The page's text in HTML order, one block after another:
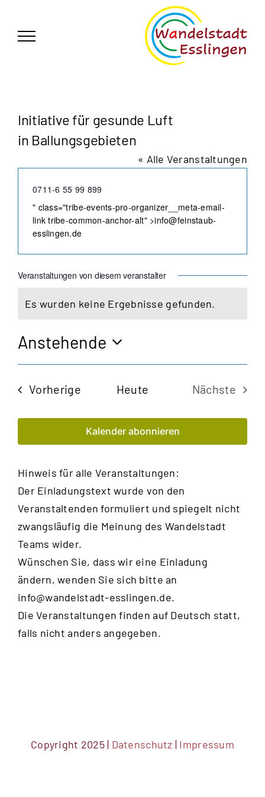
springen
Initiative für gesunde Luft
in Ballungsgebieten
« Alle Veranstaltungen
Telefon
0711-6 55 99 899
Email
" class="tribe-events-pro-organizer__meta-email-
link tribe-common-anchor-alt" >info@feinstaub-
esslingen.de
Veranstaltungen von diesem veranstalter
Hinweis
Es wurden keine Ergebnisse gefunden.
Anstehende
Datum
VorherigeVeranstaltungen
Heute
Nächste
Kalender abonnieren
Hinweis für alle Veranstaltungen:
Der Einladungstext wurde von den
Veranstaltenden formuliert und spiegelt nicht
zwangsläufig die Meinung des Wandelstadt
Teams wider.
Wünschen Sie, dass wir eine Einladung
ändern, wenden Sie sich bitte an
info@wandelstadt-esslingen.de.
Die Veranstaltungen finden auf Deutsch statt,
falls nicht anders angegeben.
Copyright 2025 | Datenschutz | Impressum